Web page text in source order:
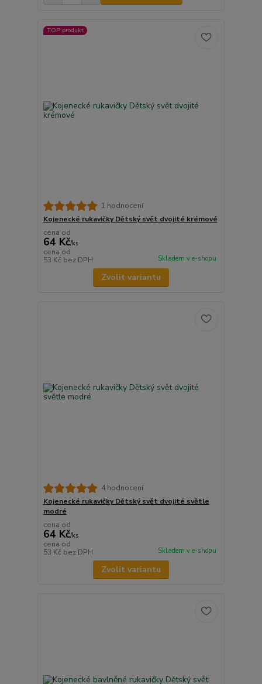
TOP produkt
1 hodnocení
Kojenecké rukavičky Dětský svět dvojité krémové
cena od
64 Kč/ks
cena od
53 Kč bez DPH Skladem v e-shopu
Zvolit variantu
4 hodnocení
Kojenecké rukavičky Dětský svět dvojité světle
modré
cena od
64 Kč/ks
cena od
53 Kč bez DPH Skladem v e-shopu
Zvolit variantu